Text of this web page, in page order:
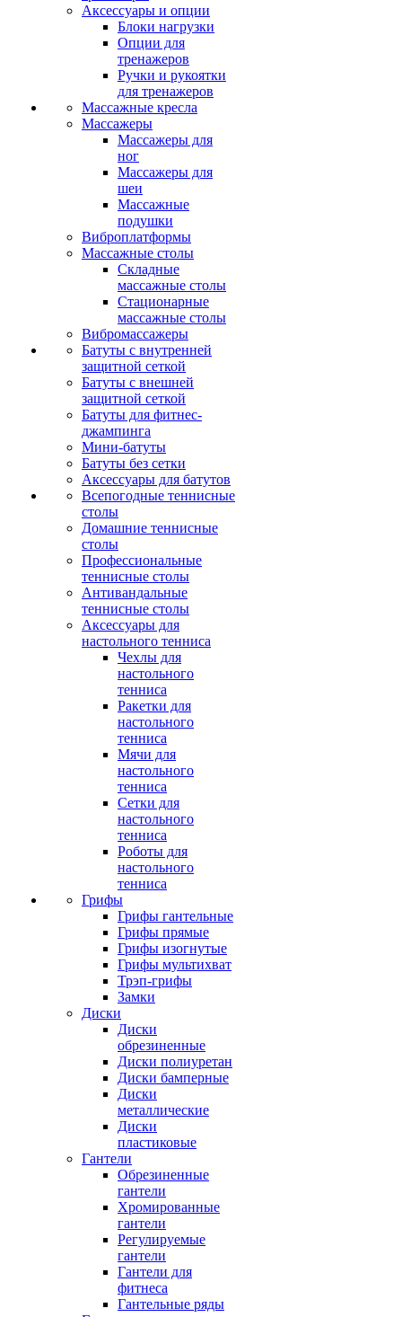
Аксессуары и опции
Блоки нагрузки
Опции для
тренажеров
Ручки и рукоятки
для тренажеров
Массажные кресла
Массажеры
Массажеры для
ног
Массажеры для
шеи
Массажные
подушки
Виброплатформы
Массажные столы
Складные
массажные столы
Стационарные
массажные столы
Вибромассажеры
Батуты с внутренней
защитной сеткой
Батуты с внешней
защитной сеткой
Батуты для фитнес-
джампинга
Мини-батуты
Батуты без сетки
Аксессуары для батутов
Всепогодные теннисные
столы
Домашние теннисные
столы
Профессиональные
теннисные столы
Антивандальные
теннисные столы
Аксессуары для
настольного тенниса
Чехлы для
настольного
тенниса
Ракетки для
настольного
тенниса
Мячи для
настольного
тенниса
Сетки для
настольного
тенниса
Роботы для
настольного
тенниса
Грифы
Грифы гантельные
Грифы прямые
Грифы изогнутые
Грифы мультихват
Трэп-грифы
Замки
Диски
Диски
обрезиненные
Диски полиуретан
Диски бамперные
Диски
металлические
Диски
пластиковые
Гантели
Обрезиненные
гантели
Хромированные
гантели
Регулируемые
гантели
Гантели для
фитнеса
Гантельные ряды